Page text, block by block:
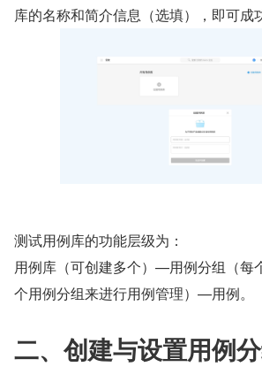
库的名称和简介信息（选填），即可成
测试用例库的功能层级为：
用例库（可创建多个）—用例分组（每
个用例分组来进行用例管理）—用例。
二、创建与设置用例